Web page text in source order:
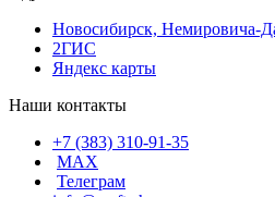
Новосибирск, Немировича-
2ГИС
Яндекс карты
Наши контакты
+7 (383) 310-91-35
МАХ
Телеграм